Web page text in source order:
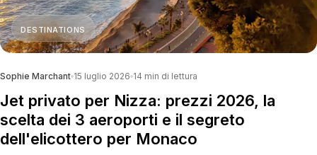
DESTINATIONS
Sophie Marchant 15 luglio 2026 14 min di lettura
Jet privato per Nizza: prezzi 2026, la
scelta dei 3 aeroporti e il segreto
dell'elicottero per Monaco